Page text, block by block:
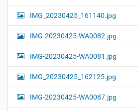
IMG_20230425_161140.jpg
IMG-20230425-WA0082.jpg
IMG-20230425-WA0081.jpg
IMG_20230425_162125.jpg
IMG-20230425-WA0087.jpg